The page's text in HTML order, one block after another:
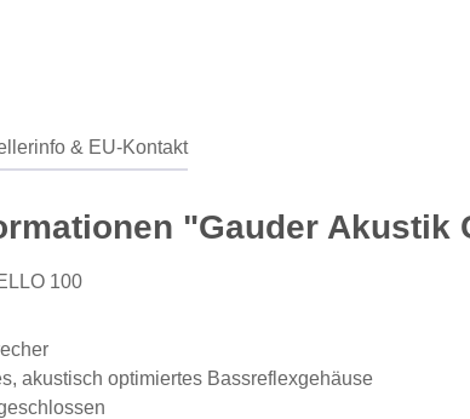
& EU-Kontakt
"Gauder Akustik
100
akustisch optimiertes Bassreflexgehäuse